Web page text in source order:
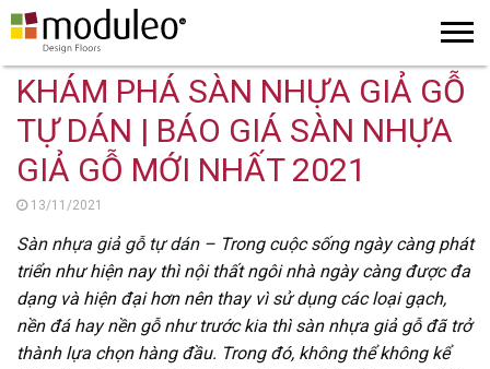
KHÁM PHÁ SÀN NHỰA GIẢ GỖ
TỰ DÁN | BÁO GIÁ SÀN NHỰA
GIẢ GỖ MỚI NHẤT 2021
13/11/2021
Sàn nhựa giả gỗ tự dán– Trong cuộc sống ngày càng phát
triển như hiện nay thì nội thất ngôi nhà ngày càng được đa
dạng và hiện đại hơn nên thay vì sử dụng các loại gạch,
nền đá hay nền gỗ như trước kia thì sàn nhựa giả gỗ đã trở
thành lựa chọn hàng đầu. Trong đó, không thể không kể